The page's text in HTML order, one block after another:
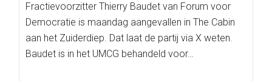
Fractievoorzitter Thierry Baudet van Forum voor
Democratie is maandag aangevallen in The Cabin
aan het Zuiderdiep. Dat laat de partij via X weten.
Baudet is in het UMCG behandeld voor…